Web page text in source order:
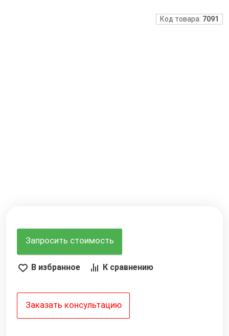
Код товара: 7091
Запросить стоимость
В избранное К сравнению
Заказать консультацию